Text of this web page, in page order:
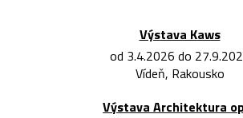
Výstava Kaws
od 3.4.2026 do
Vídeň, Rakousko
Výstava Architektura